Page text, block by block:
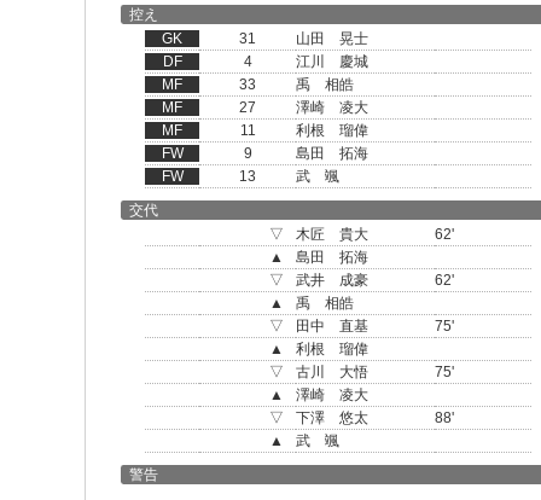
控え
GK
31
山田 晃士
DF
4
江川 慶城
MF
33
禹 相皓
MF
27
澤崎 凌大
MF
11
利根 瑠偉
FW
9
島田 拓海
FW
13
武 颯
交代
▽
木匠 貴大
62'
▲
島田 拓海
▽
武井 成豪
62'
▲
禹 相皓
▽
田中 直基
75'
▲
利根 瑠偉
▽
古川 大悟
75'
▲
澤崎 凌大
▽
下澤 悠太
88'
▲
武 颯
警告